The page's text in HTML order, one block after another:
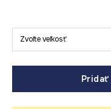
Zvoľte veľkosť
Pridať